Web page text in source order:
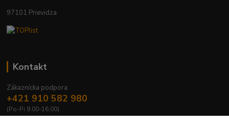
97101 Prievidza
Kontakt
Zákaznícka podpora:
+421 910 582 980
(Po-Pi 9.00-16.00)